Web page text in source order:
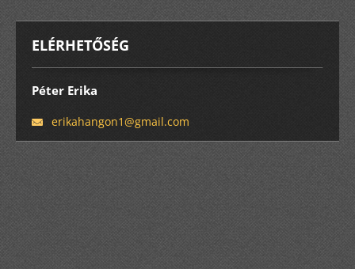
ELÉRHETŐSÉG
Péter Erika
erikahangon1@gmail.com